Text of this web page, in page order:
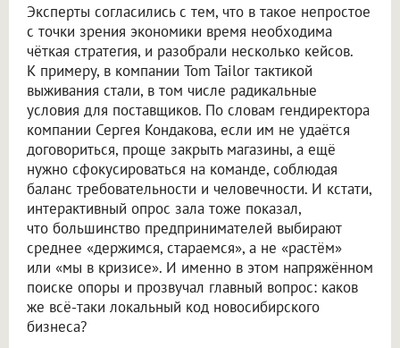
Эксперты согласились с тем, что в такое непростое
с точки зрения экономики время необходима
чёткая стратегия, и разобрали несколько кейсов.
К примеру, в компании Tom Tailor тактикой
выживания стали, в том числе радикальные
условия для поставщиков. По словам гендиректора
компании Сергея Кондакова, если им не удаётся
договориться, проще закрыть магазины, а ещё
нужно сфокусироваться на команде, соблюдая
баланс требовательности и человечности. И кстати,
интерактивный опрос зала тоже показал,
что большинство предпринимателей выбирают
среднее «держимся, стараемся», а не «растём»
или «мы в кризисе». И именно в этом напряжённом
поиске опоры и прозвучал главный вопрос: каков
же всё-таки локальный код новосибирского
бизнеса?